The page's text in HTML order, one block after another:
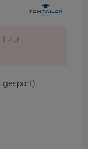
zur
gespart)